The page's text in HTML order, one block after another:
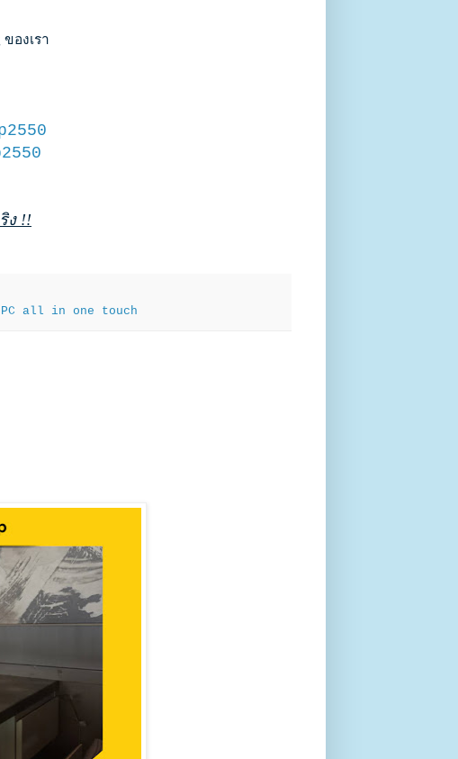
องเรา
ง !!
PC all in one touch